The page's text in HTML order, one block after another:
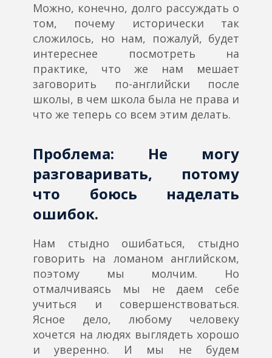
Можно, конечно, долго рассуждать о
том, почему исторически так
сложилось, но нам, пожалуй, будет
интереснее посмотреть на
практике, что же нам мешает
заговорить по-английски после
школы, в чем школа была не права и
что же теперь со всем этим делать.
Проблема: Не могу
разговаривать, потому
что боюсь наделать
ошибок.
Нам стыдно ошибаться, стыдно
говорить на ломаном английском,
поэтому мы молчим. Но
отмалчиваясь мы не даем себе
учиться и совершенствоваться.
Ясное дело, любому человеку
хочется на людях выглядеть хорошо
и уверенно. И мы не будем